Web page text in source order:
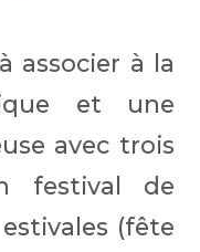
associer à la
et une
avec trois
festival de
(fête